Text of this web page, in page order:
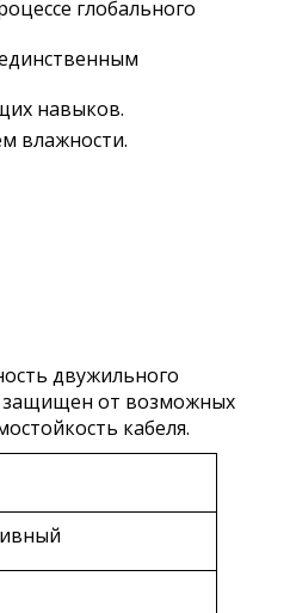
глобального
навыков.
влажности.
двужильного
защищен от возможных
кабеля.